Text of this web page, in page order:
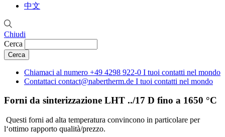
中文
Chiudi
Cerca
Chiamaci al numero +49 4298 922-0 I tuoi contatti nel mondo
Contattaci contact@nabertherm.de I tuoi contatti nel mondo
Forni da sinterizzazione LHT ../17 D fino a 1650 °C
Questi forni ad alta temperatura convincono in particolare per
l‘ottimo rapporto qualità/prezzo.